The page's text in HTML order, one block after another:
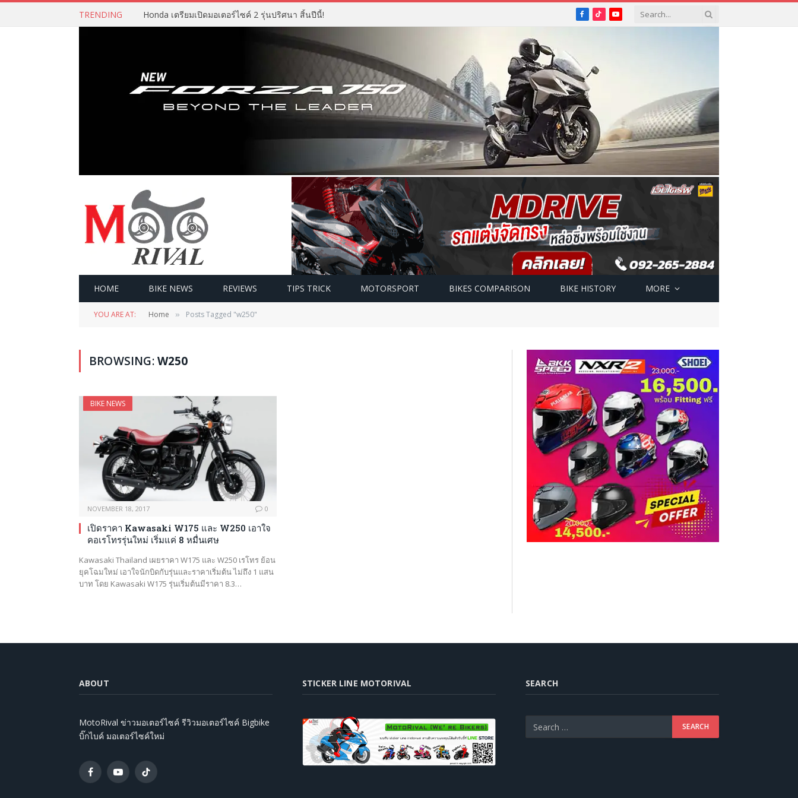
TRENDING Honda เตรียมเปิดมอเตอร์ไซค์ 2 รุ่นปริศนา สิ้นปีนี้! Facebook
TikTokYouTube
HOME BIKE NEWS REVIEWS TIPS TRICK MOTORSPORT BIKES COMPARISON BIKE HISTORY MORE
YOU ARE AT: Home » Posts Tagged "w250"
BROWSING:W250
BIKE NEWS
NOVEMBER 18, 2017 0
เปิดราคา Kawasaki W175 และ W250 เอาใจ
คอเรโทรรุ่นใหม่ เริ่มแค่ 8 หมื่นเศษ
Kawasaki Thailand เผยราคา W175 และ W250 เรโทร ย้อน
ยุคโฉมใหม่ เอาใจนักบิดกับรุ่นและราคาเริ่มต้น ไม่ถึง 1 แสน
บาท โดย Kawasaki W175 รุ่นเริ่มต้นมีราคา 8.3…
ABOUT
MotoRival ข่าวมอเตอร์ไซค์ รีวิวมอเตอร์ไซค์ Bigbike
บิ๊กไบค์ มอเตอร์ไซค์ใหม่
FacebookYouTubeTikTok
STICKER LINE MOTORIVAL SEARCH